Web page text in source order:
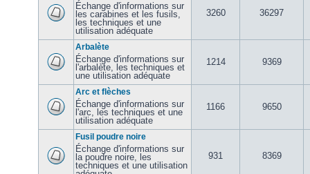
Échange d'informations sur
les carabines et les fusils,
les techniques et une
utilisation adéquate
3260 36297
Arbalète
Échange d'informations sur
l'arbalète, les techniques et
une utilisation adéquate
1214 9369
Arc et flèches
Échange d'informations sur
l'arc, les techniques et une
utilisation adéquate
1166 9650
Fusil poudre noire
Échange d'informations sur
la poudre noire, les
techniques et une utilisation
931 8369